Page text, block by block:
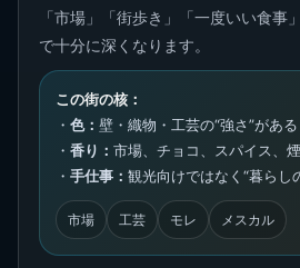
「市場」「街歩き」「一度いい食事
で十分に深くなります。
この街の核：
・ 色： 壁・織物・工芸の“強さ”がある
・ 香り： 市場、チョコ、スパイス、煙
・ 手仕事： 観光向けではなく“暮らし
市場 工芸 モレ メスカル